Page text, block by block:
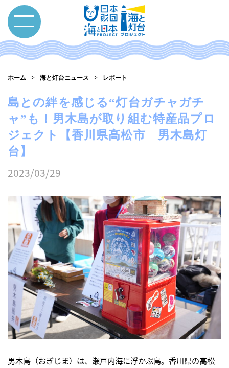
ホーム 海と灯台ニュース レポート
島との絆を感じる“灯台ガチャガチ
ャ”も！男木島が取り組む特産品プロ
ジェクト【香川県高松市 男木島灯
台】
2023/03/29
男木島（おぎじま）は、瀬戸内海に浮かぶ島。香川県の高松